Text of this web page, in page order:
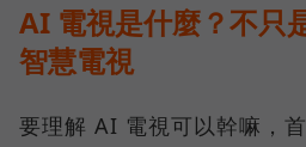
AI 電視是什麼？不只
智慧電視
要理解 AI 電視可以幹嘛，